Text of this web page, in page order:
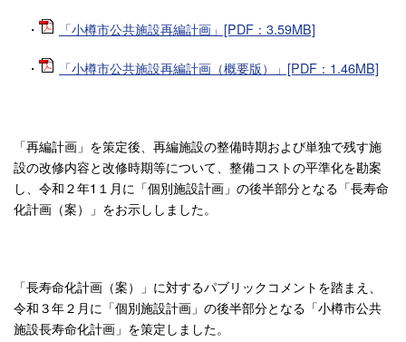
・ 「小樽市公共施設再編計画」[PDF：3.59MB]
・ 「小樽市公共施設再編計画（概要版）」[PDF：1.46MB]
「再編計画」を策定後、再編施設の整備時期および単独で残す施
設の改修内容と改修時期等について、整備コストの平準化を勘案
し、令和２年1１月に「個別施設計画」の後半部分となる「長寿命
化計画（案）」をお示ししました。
「長寿命化計画（案）」に対するパブリックコメントを踏まえ、
令和３年２月に「個別施設計画」の後半部分となる「小樽市公共
施設長寿命化計画」を策定しました。